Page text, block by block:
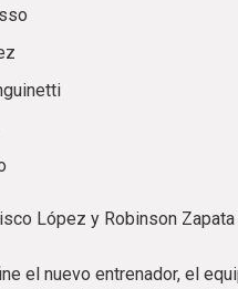
López y Robinson
el nuevo entrenador, el